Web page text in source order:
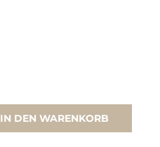
IN DEN WARENKORB